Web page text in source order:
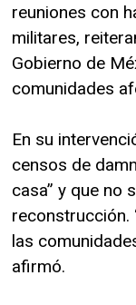
reuniones con
militares,
Gobierno de
comunidades
En su
censos de
casa” y que no
reconstrucción.
las
afirmó.